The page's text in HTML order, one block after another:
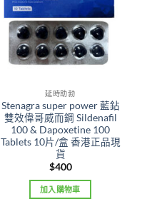
options
may
be
chosen
on
product
page
延時助勃
Stenagra super power 藍鉆
雙效偉哥威而鋼 Sildenafil
100 & Dapoxetine 100
Tablets 10片/盒 香港正品現
貨
$400
加入購物車